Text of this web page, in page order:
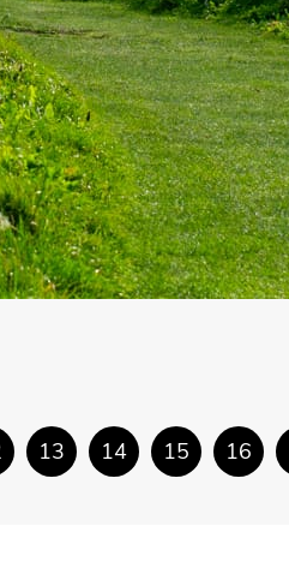
13 14 15 16